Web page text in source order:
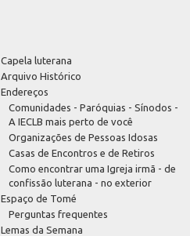
Capela luterana
Arquivo Histórico
Endereços
Comunidades - Paróquias - Sínodos -
A IECLB mais perto de você
Organizações de Pessoas Idosas
Casas de Encontros e de Retiros
Como encontrar uma Igreja irmã - de
confissão luterana - no exterior
Espaço de Tomé
Perguntas frequentes
Lemas da Semana